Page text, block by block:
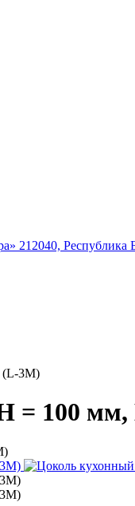
212040, Республика
(L-3М)
= 100 мм,